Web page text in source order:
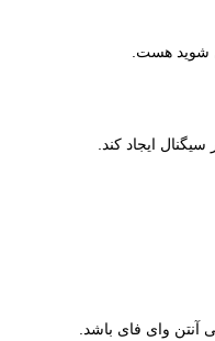
شوید هست.
ایجاد کند.
وای فای باشد.